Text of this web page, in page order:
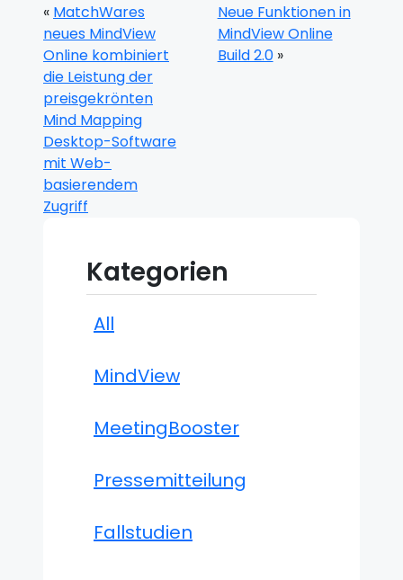
Neue Funktionen in
MindView Online
Build 2.0»
« MatchWares
neues MindView
Online kombiniert
die Leistung der
preisgekrönten
Mind Mapping
Desktop-Software
mit Web-
basierendem
Zugriff
Kategorien
All
MindView
MeetingBooster
Pressemitteilung
Fallstudien